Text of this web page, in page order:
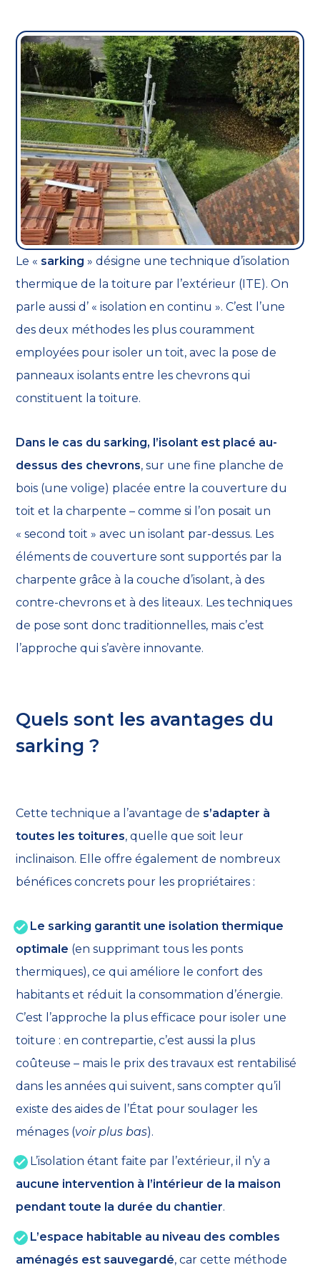
Le « sarking » désigne une technique d’isolation
thermique de la toiture par l’extérieur (ITE). On
parle aussi d’ « isolation en continu ». C’est l’une
des deux méthodes les plus couramment
employées pour isoler un toit, avec la pose de
panneaux isolants entre les chevrons qui
constituent la toiture.
Dans le cas du sarking, l’isolant est placé au-
dessus des chevrons, sur une fine planche de
bois (une volige) placée entre la couverture du
toit et la charpente – comme si l’on posait un
« second toit » avec un isolant par-dessus. Les
éléments de couverture sont supportés par la
charpente grâce à la couche d’isolant, à des
contre-chevrons et à des liteaux. Les techniques
de pose sont donc traditionnelles, mais c’est
l’approche qui s’avère innovante.
Quels sont les avantages du
sarking ?
Cette technique a l’avantage de s’adapter à
toutes les toitures, quelle que soit leur
inclinaison. Elle offre également de nombreux
bénéfices concrets pour les propriétaires :
Le sarking garantit une isolation thermique
optimale (en supprimant tous les ponts
thermiques), ce qui améliore le confort des
habitants et réduit la consommation d’énergie.
C’est l’approche la plus efficace pour isoler une
toiture : en contrepartie, c’est aussi la plus
coûteuse – mais le prix des travaux est rentabilisé
dans les années qui suivent, sans compter qu’il
existe des aides de l’État pour soulager les
ménages (voir plus bas).
L’isolation étant faite par l’extérieur, il n’y a
aucune intervention à l’intérieur de la maison
pendant toute la durée du chantier.
L’espace habitable au niveau des combles
aménagés est sauvegardé, car cette méthode